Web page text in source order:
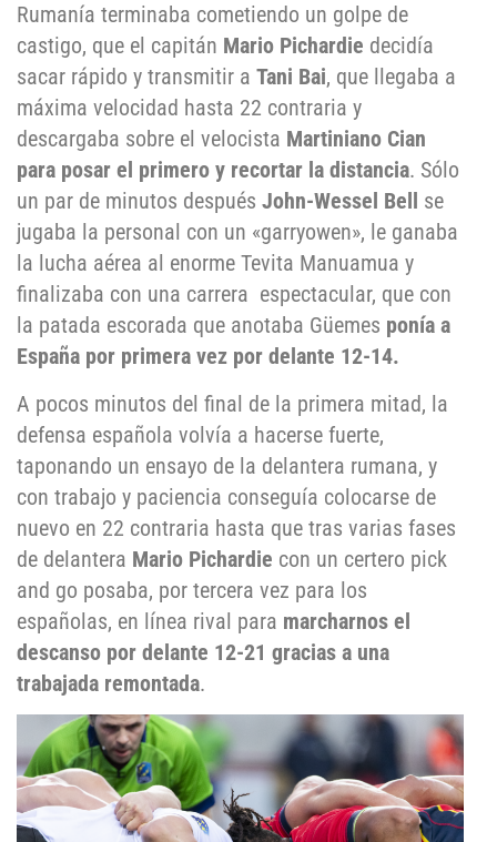
Rumanía terminaba cometiendo un golpe de
castigo, que el capitán Mario Pichardie decidía
sacar rápido y transmitir a Tani Bai, que llegaba a
máxima velocidad hasta 22 contraria y
descargaba sobre el velocista Martiniano Cian
para posar el primero y recortar la distancia. Sólo
un par de minutos después John-Wessel Bell se
jugaba la personal con un «garryowen», le ganaba
la lucha aérea al enorme Tevita Manuamua y
finalizaba con una carrera espectacular, que con
la patada escorada que anotaba Güemes ponía a
España por primera vez por delante 12-14.
A pocos minutos del final de la primera mitad, la
defensa española volvía a hacerse fuerte,
taponando un ensayo de la delantera rumana, y
con trabajo y paciencia conseguía colocarse de
nuevo en 22 contraria hasta que tras varias fases
de delantera Mario Pichardie con un certero pick
and go posaba, por tercera vez para los
españolas, en línea rival para marcharnos el
descanso por delante 12-21 gracias a una
trabajada remontada.